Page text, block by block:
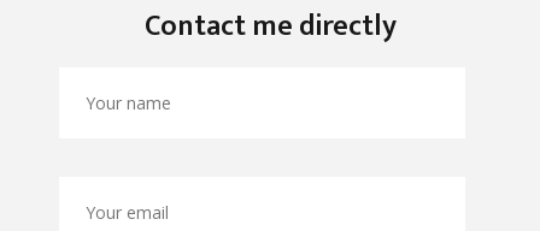
Contact me directly